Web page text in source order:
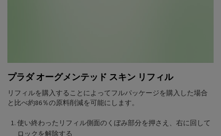
プラダ オーグメンテッド スキン リフィル
リフィルを購入することによってフルパッケージを購入した場合
と比べ約86％の原料削減を可能にします。
使い終わったリフィル側面のくぼみ部分を押さえ、右に回して